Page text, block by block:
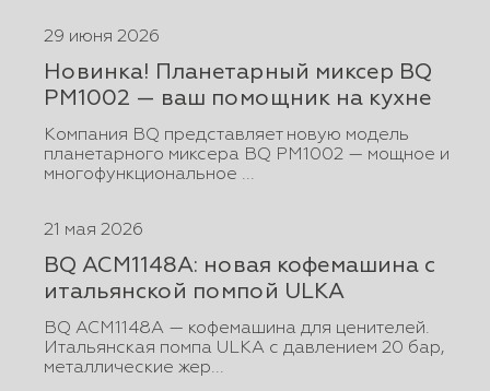
29 июня 2026
Новинка! Планетарный миксер BQ
PM1002 — ваш помощник на кухне
Компания BQ представляет новую модель
планетарного миксера BQ PM1002 — мощное и
многофункциональное ...
21 мая 2026
BQ ACM1148A: новая кофемашина с
итальянской помпой ULKA
BQ ACM1148A — кофемашина для ценителей.
Итальянская помпа ULKA с давлением 20 бар,
металлические жер...